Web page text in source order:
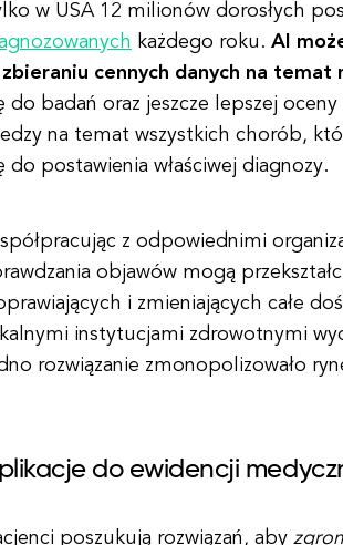
w USA 12 milionów dorosłych
każdego roku. AI
cennych danych na temat
do badań oraz jeszcze lepszej
na temat wszystkich chorób,
do postawienia właściwej diagnozy.
z odpowiednimi
objawów mogą
i zmieniających całe
instytucjami zdrowotnymi
rozwiązanie zmonopolizowało
do ewidencji
poszukują rozwiązań, aby